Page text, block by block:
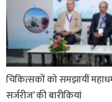
चिकित्सकों को समझायीं
सर्जरीज’ की बारीकियां